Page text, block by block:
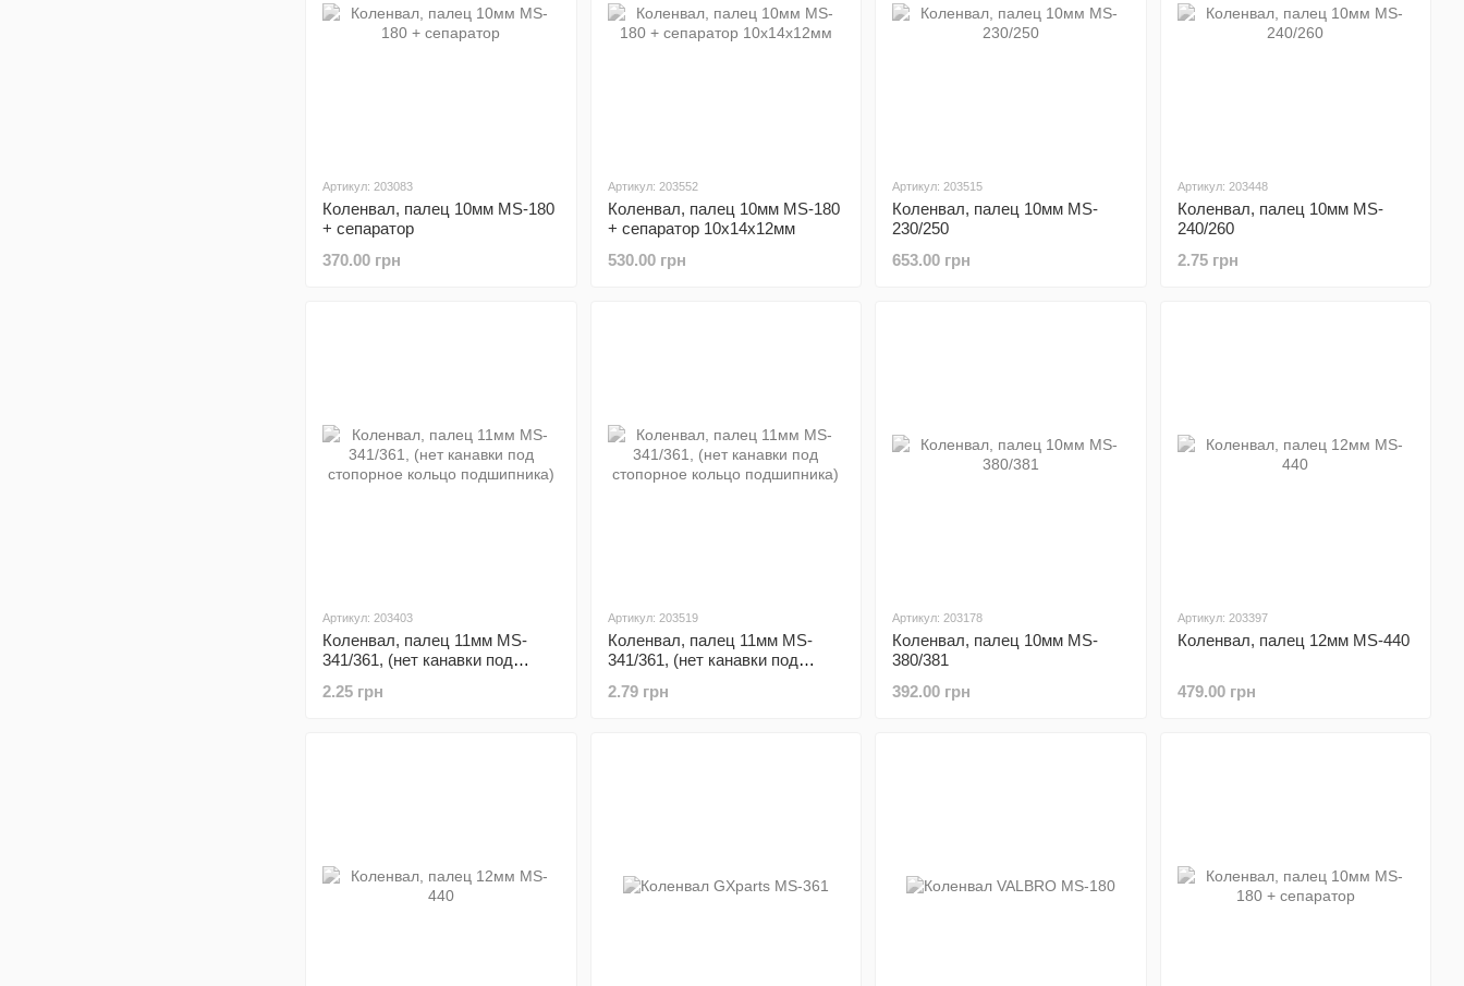
Артикул: 203083
Коленвал, палец 10мм MS-180
+ сепаратор
370.00 грн
Артикул: 203552
Коленвал, палец 10мм MS-180
+ сепаратор 10х14х12мм
530.00 грн
Артикул: 203515
Коленвал, палец 10мм MS-
230/250
653.00 грн
Артикул: 203448
Коленвал, палец 10мм MS-
240/260
2.75 грн
Артикул: 203403
Коленвал, палец 11мм MS-
341/361, (нет канавки под
2.25 грн
Артикул: 203519
Коленвал, палец 11мм MS-
341/361, (нет канавки под
2.79 грн
Артикул: 203178
Коленвал, палец 10мм MS-
380/381
392.00 грн
Артикул: 203397
Коленвал, палец 12мм MS-440
479.00 грн